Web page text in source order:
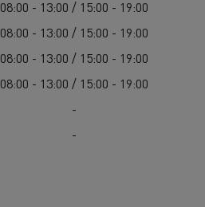
08:00 - 13:00 / 15:00 - 19:00
08:00 - 13:00 / 15:00 - 19:00
08:00 - 13:00 / 15:00 - 19:00
08:00 - 13:00 / 15:00 - 19:00
-
-